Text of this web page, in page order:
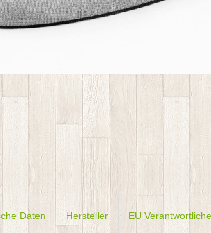
Daten Hersteller EU